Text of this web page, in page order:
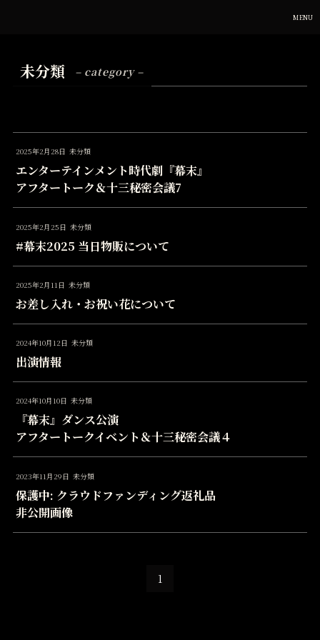
MENU
未分類 – category –
2025年2月28日 未分類
エンターテインメント時代劇『幕末』
アフタートーク＆十三秘密会議7
2025年2月25日 未分類
#幕末2025 当日物販について
2025年2月11日 未分類
お差し入れ・お祝い花について
2024年10月12日 未分類
出演情報
2024年10月10日 未分類
『幕末』ダンス公演
アフタートークイベント＆十三秘密会議４
2023年11月29日 未分類
保護中: クラウドファンディング返礼品
非公開画像
1